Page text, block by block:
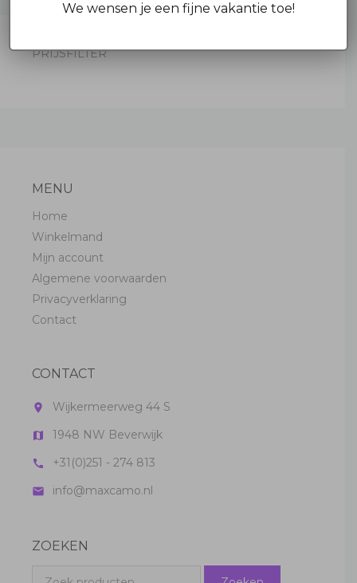
PRIJSFILTER
MENU
Home
Winkelmand
Mijn account
Algemene voorwaarden
Privacyverklaring
Contact
CONTACT
room Wijkermeerweg 44 S
map 1948 NW Beverwijk
call +31(0)251 - 274 813
mail info@maxcamo.nl
ZOEKEN
We wensen je een fijne vakantie toe!